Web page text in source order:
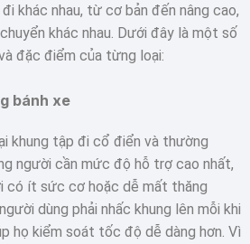
khác nhau, từ cơ bản đến nâng cao,
khác nhau. Dưới đây là một số
đặc điểm của từng loại:
bánh xe
khung tập đi cổ điển và thường
người cần mức độ hỗ trợ cao nhất,
có ít sức cơ hoặc dễ mất thăng
dùng phải nhấc khung lên mỗi khi
họ kiểm soát tốc độ dễ dàng hơn. Vì